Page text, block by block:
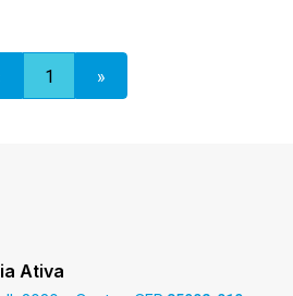
1 »
Ativa